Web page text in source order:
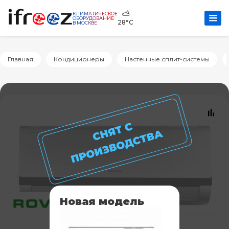
КЛИМАТИЧЕСКОЕ
ОБОРУДОВАНИЕ
В МОСКВЕ
⛅
28°C
Главная Кондиционеры Настенные сплит-системы
Новая модель